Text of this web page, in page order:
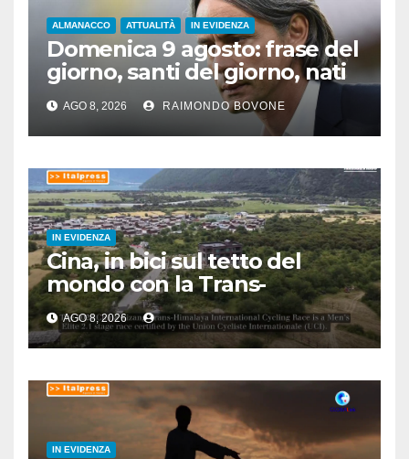
ALMANACCO ATTUALITÀ IN EVIDENZA
Domenica 9 agosto: frase del
giorno, santi del giorno, nati
famosi, accadde oggi
AGO 8, 2026 RAIMONDO BOVONE
IN EVIDENZA
Cina, in bici sul tetto del
mondo con la Trans-
Himalaya Race
AGO 8, 2026
IN EVIDENZA